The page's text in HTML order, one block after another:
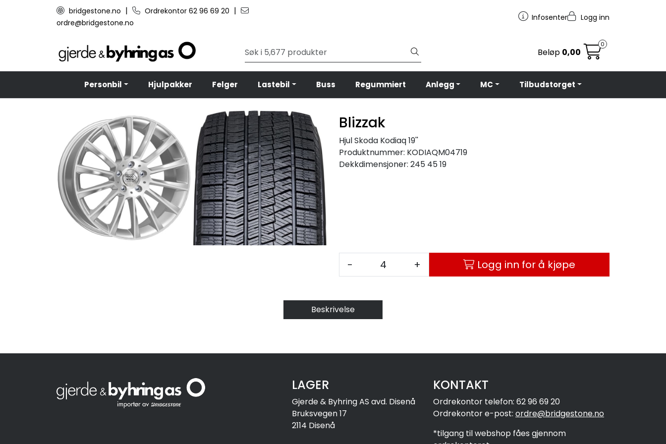
Skip to main contentbridgestone.no | Ordrekontor 62 96 69 20 |
ordre@bridgestone.no
Infosenter Logg inn
Beløp 0,00
0
Personbil Hjulpakker Felger Lastebil Buss Regummiert Anlegg MC Tilbudstorget
Blizzak
Hjul Skoda Kodiaq 19''
Produktnummer: KODIAQM04719
Dekkdimensjoner: 245 45 19
- + Logg inn for å kjøpe
Beskrivelse
LAGER
Gjerde & Byhring AS avd. Disenå
Bruksvegen 17
2114 Disenå
KONTAKT
Ordrekontor telefon: 62 96 69 20
Ordrekontor e-post: ordre@bridgestone.no
*tilgang til webshop fåes gjennom